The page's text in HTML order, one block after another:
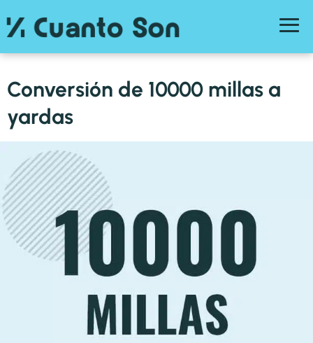
Conversión de 10000 millas a
yardas